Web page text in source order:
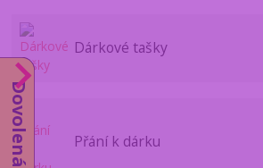
Dárkové tašky
Přání k dárku